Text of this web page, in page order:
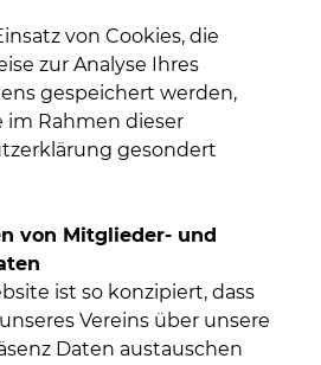
von Cookies, die
zur Analyse Ihres
gespeichert werden,
im Rahmen dieser
gesondert
von Mitglieder- und
ist so konzipiert, dass
Vereins über unsere
Daten austauschen